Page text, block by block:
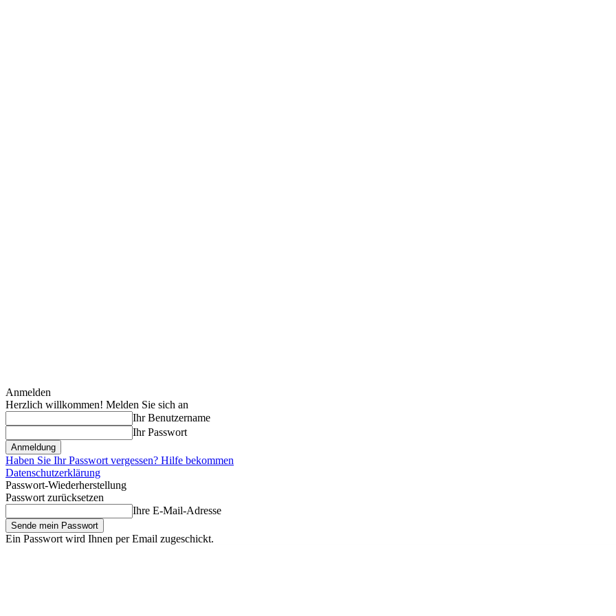
Anmelden
Herzlich willkommen! Melden Sie sich an
Ihr Benutzername
Ihr Passwort
Haben Sie Ihr Passwort vergessen? Hilfe bekommen
Datenschutzerklärung
Passwort-Wiederherstellung
Passwort zurücksetzen
Ihre E-Mail-Adresse
Ein Passwort wird Ihnen per Email zugeschickt.